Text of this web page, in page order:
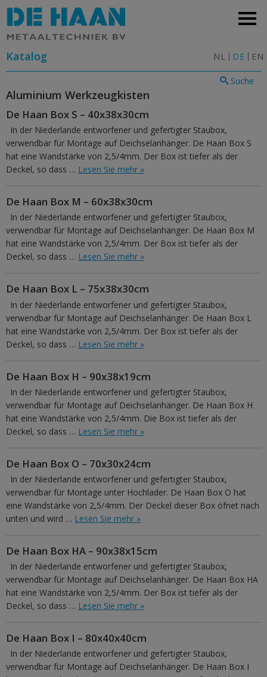
NL DE EN
Katalog
Suche
Aluminium Werkzeugkisten
De Haan Box S – 40x38x30cm
In der Niederlande entworfener und gefertigter Staubox,
verwendbar für Montage auf Deichselanhänger. De Haan Box S
hat eine Wandstärke von 2,5/4mm. Der Box ist tiefer als der
Deckel, so dass … Lesen Sie mehr »
De Haan Box M – 60x38x30cm
In der Niederlande entworfener und gefertigter Staubox,
verwendbar für Montage auf Deichselanhänger. De Haan Box M
hat eine Wandstärke von 2,5/4mm. Der Box ist tiefer als der
Deckel, so dass … Lesen Sie mehr »
De Haan Box L – 75x38x30cm
In der Niederlande entworfener und gefertigter Staubox,
verwendbar für Montage auf Deichselanhänger. De Haan Box L
hat eine Wandstärke von 2,5/4mm. Der Box ist tiefer als der
Deckel, so dass … Lesen Sie mehr »
De Haan Box H – 90x38x19cm
In der Niederlande entworfener und gefertigter Staubox,
verwendbar für Montage auf Deichselanhänger. De Haan Box H
hat eine Wandstärke von 2,5/4mm. Die Box ist tiefer als der
Deckel, so dass … Lesen Sie mehr »
De Haan Box O – 70x30x24cm
In der Niederlande entworfener und gefertigter Staubox,
verwendbar für Montage unter Hochlader. De Haan Box O hat
eine Wandstärke von 2,5/4mm. Der Deckel dieser Box öfnet nach
unten und wird … Lesen Sie mehr »
De Haan Box HA – 90x38x15cm
In der Niederlande entworfener und gefertigter Staubox,
verwendbar für Montage auf Deichselanhänger. De Haan Box HA
hat eine Wandstärke von 2,5/4mm. Der Box ist tiefer als der
Deckel, so dass … Lesen Sie mehr »
De Haan Box I – 80x40x40cm
In der Niederlande entworfener und gefertigter Staubox,
verwendbar für Montage auf Deichselanhänger. De Haan Box I